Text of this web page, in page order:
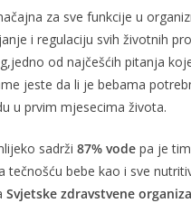
u
za sve funkcije u
i regulaciju svih životnih
od najčešćih pitanja
jeste da li je bebama
u prvim mjesecima života.
sadrži 87% vode pa je
tečnošću bebe kao i sve
Svjetske zdravstvene